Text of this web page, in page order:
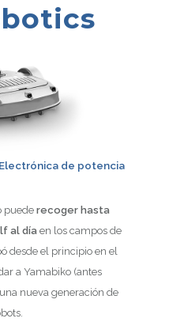
de potencia
puede recoger hasta
al día en los campos de
desde el principio en el
a Yamabiko (antes
nueva generación de